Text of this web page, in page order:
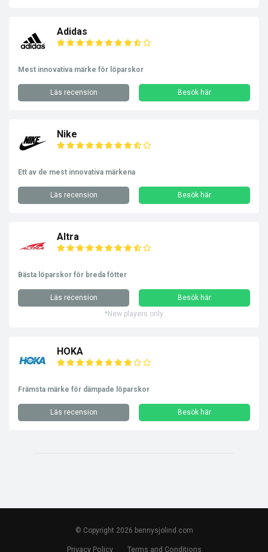
Adidas
Mest innovativa märke för löparskor
Läs recension Besök här
Nike
Ett av de mest innovativa märkena
Läs recension Besök här
Altra
Bästa löparskor för breda fötter
Läs recension
Besök här
*New players only
HOKA
Främsta märke för dämpade löparskor
Läs recension Besök här
© Copyright 2026 bennysjolind.com
Privacy Policy Terms and Conditions